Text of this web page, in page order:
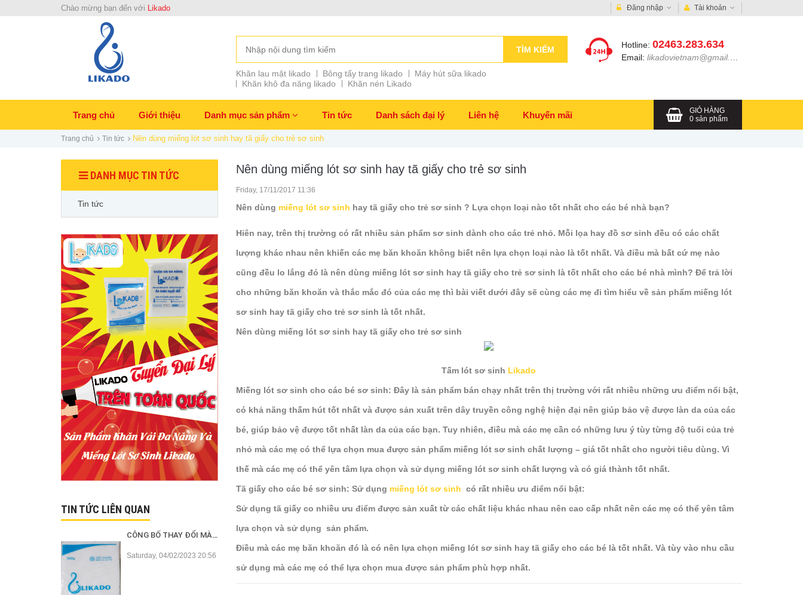
Chào mừng bạn đến với Likado Đăng nhập Tài khoản
Hotline: 02463.283.634
Email: likadovietnam@gmail.com
TÌM KIẾM
Khăn lau mặt likado Bông tẩy trang likado
Máy hút sữa likado
Khăn khô đa năng likado
Khăn nén Likado
Trang chủ Giới thiệu Danh mục sản phẩm Tin tức Danh sách đại lý Liên hệ Khuyến mãi
GIỎ HÀNG
0 sản phẩm
Trang chủ Tin tức Nên dùng miếng lót sơ sinh hay tã giấy cho trẻ sơ sinh
DANH MỤC TIN TỨC
Tin tức
TIN TỨC LIÊN QUAN
CÔNG BỐ THAY ĐỔI MÀU SẮC SẢN PHẨM KHĂN KHÔ ĐA NĂNG LIKADO 300G
Saturday, 04/02/2023 20:56
Nên dùng miếng lót sơ sinh hay tã giấy cho trẻ sơ sinh
Friday, 17/11/2017 11:36
Nên dùng miếng lót sơ sinh hay tã giấy cho trẻ sơ sinh ? Lựa chọn loại nào tốt nhất cho các bé nhà bạn?
Hiên nay, trên thị trường có rất nhiều sản phẩm sơ sinh dành cho các trẻ nhỏ. Mỗi lọa hay đồ sơ sinh đều có các chất
lượng khác nhau nên khiến các mẹ băn khoăn không biết nên lựa chọn loại nào là tốt nhất. Và điều mà bất cứ mẹ nào
cũng đều lo lắng đó là nên dùng miếng lót sơ sinh hay tã giấy cho trẻ sơ sinh là tốt nhất cho các bé nhà mình? Để trả lời
cho những băn khoăn và thắc mắc đó của các mẹ thì bài viết dưới đây sẽ cùng các mẹ đi tìm hiểu về sản phẩm miếng lót
sơ sinh hay tã giấy cho trẻ sơ sinh là tốt nhất.
Nên dùng miếng lót sơ sinh hay tã giấy cho trẻ sơ sinh
Tấm lót sơ sinh Likado
Miếng lót sơ sinh cho các bé sơ sinh: Đây là sản phẩm bán chạy nhất trên thị trường với rất nhiều những ưu điểm nổi bật,
có khả năng thấm hút tốt nhất và được sản xuất trên dây truyền công nghệ hiện đại nên giúp bảo vệ được làn da của các
bé, giúp bảo vệ được tốt nhất làn da của các bạn. Tuy nhiên, điều mà các mẹ cần có những lưu ý tùy từng độ tuổi của trẻ
nhỏ mà các mẹ có thể lựa chọn mua được sản phẩm miếng lót sơ sinh chất lượng – giá tốt nhất cho người tiêu dùng. Vì
thế mà các mẹ có thể yên tâm lựa chọn và sử dụng miếng lót sơ sinh chất lượng và có giá thành tốt nhất.
Tã giấy cho các bé sơ sinh: Sử dụng miếng lót sơ sinh có rất nhiều ưu điểm nổi bật:
Sử dụng tã giấy co nhiều ưu điểm được sản xuất từ các chất liệu khác nhau nên cao cấp nhất nên các mẹ có thể yên tâm
lựa chọn và sử dụng sản phẩm.
Điều mà các mẹ băn khoăn đó là có nên lựa chọn miếng lót sơ sinh hay tã giấy cho các bé là tốt nhất. Và tùy vào nhu cầu
sử dụng mà các mẹ có thể lựa chọn mua được sản phẩm phù hợp nhất.